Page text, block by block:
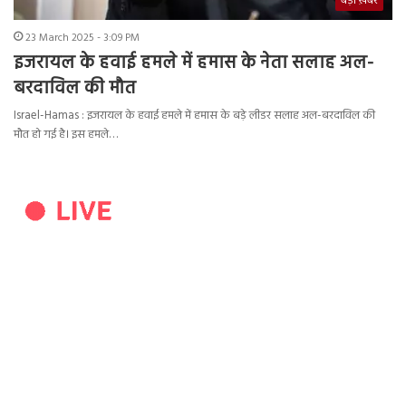
23 March 2025 - 3:09 PM
इजरायल के हवाई हमले में हमास के नेता सलाह अल-
बरदाविल की मौत
Israel-Hamas : इजरायल के हवाई हमले में हमास के बड़े लीडर सलाह अल-बरदाविल की
मौत हो गई है। इस हमले…